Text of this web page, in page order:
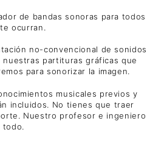
de bandas sonoras para todos
ocurran.
no-convencional de sonidos
nuestras partituras gráficas que
para sonorizar la imagen.
musicales previos y
incluidos. No tienes que traer
Nuestro profesor e ingeniero
todo.